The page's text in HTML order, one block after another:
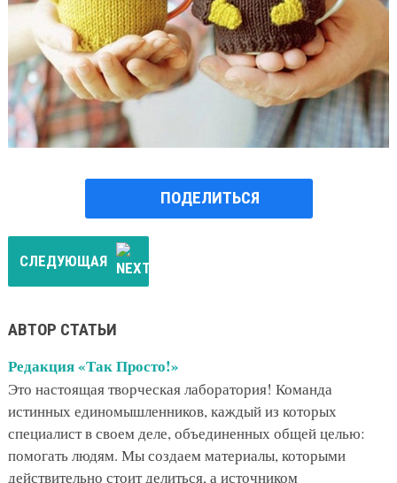
ПОДЕЛИТЬСЯ
СЛЕДУЮЩАЯ
АВТОР СТАТЬИ
Редакция «Так Просто!»
Это настоящая творческая лаборатория! Команда
истинных единомышленников, каждый из которых
специалист в своем деле, объединенных общей целью:
помогать людям. Мы создаем материалы, которыми
действительно стоит делиться, а источником